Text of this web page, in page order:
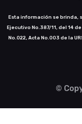
Esta información se brinda,
Ejecutivo No.387/11, del 14
No.022, Acta No.003 de la
©